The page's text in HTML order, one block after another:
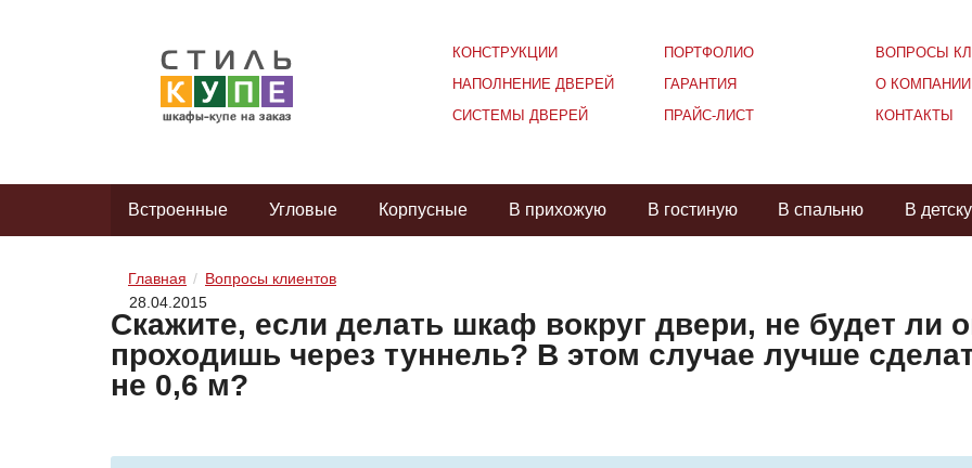
КОНСТРУКЦИИ
НАПОЛНЕНИЕ ДВЕРЕЙ
СИСТЕМЫ ДВЕРЕЙ
ПОРТФОЛИО
ГАРАНТИЯ
ПРАЙС-ЛИСТ
ВОПРОСЫ
О КОМПАНИИ
КОНТАКТЫ
Встроенные Угловые Корпусные В прихожую В гостиную В спальню В
Главная
Вопросы клиентов
28.04.2015
Скажите, если делать шкаф вокруг двери, не будет ли
проходишь через туннель? В этом случае лучше
не 0,6 м?